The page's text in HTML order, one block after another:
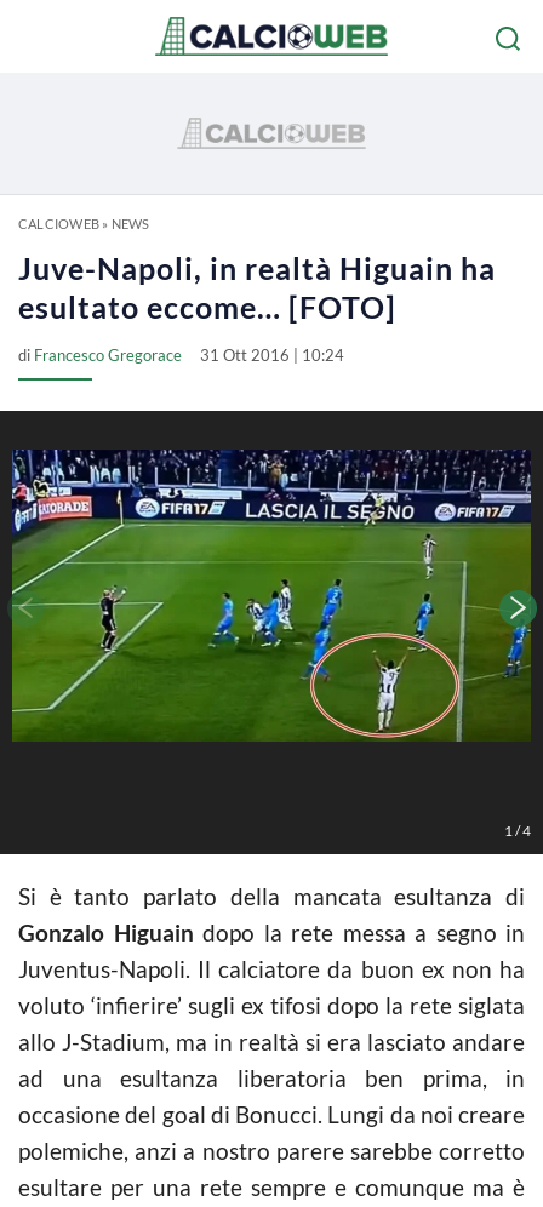
CALCIOWEB» NEWS
Juve-Napoli, in realtà Higuain ha
esultato eccome… [FOTO]
di Francesco Gregorace 31 Ott 2016 | 10:24
1 /4
Si è tanto parlato della mancata esultanza di
Gonzalo Higuain dopo la rete messa a segno in
Juventus-Napoli. Il calciatore da buon ex non ha
voluto ‘infierire’ sugli ex tifosi dopo la rete siglata
allo J-Stadium, ma in realtà si era lasciato andare
ad una esultanza liberatoria ben prima, in
occasione del goal di Bonucci. Lungi da noi creare
polemiche, anzi a nostro parere sarebbe corretto
esultare per una rete sempre e comunque ma è